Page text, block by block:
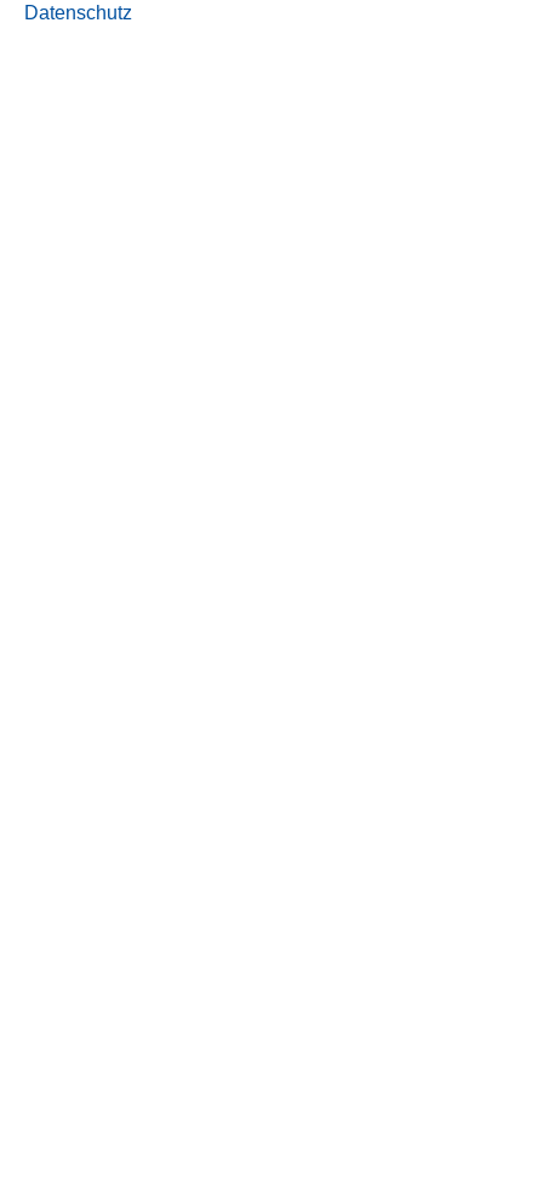
Datenschutz